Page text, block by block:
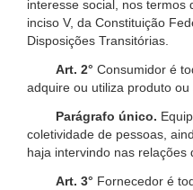
interesse social, nos termos
inciso V, da Constituição
Disposições Transitórias.
Art. 2° Consumidor é
adquire ou utiliza produto
Parágrafo único.
coletividade de pessoas,
haja intervindo nas relações
Art. 3° Fornecedor é